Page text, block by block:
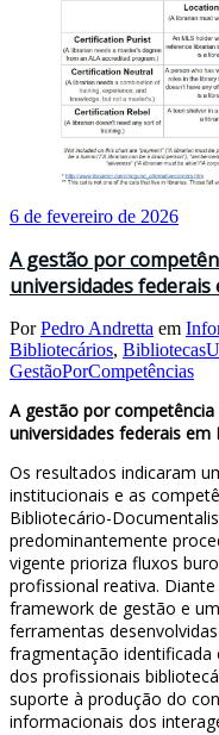
6 de fevereiro de 2026
A gestão por
universidades federais
PorPedro Andretta em
Bibliotecários,
GestãoPorCompetências
A gestão por
universidades federais em
Os resultados indicaram
institucionais e as
Bibliotecário-
predominantemente
vigente prioriza fluxos
profissional reativa.
framework de gestão e
ferramentas
fragmentação identificada
dos profissionais
suporte à produção do
informacionais dos